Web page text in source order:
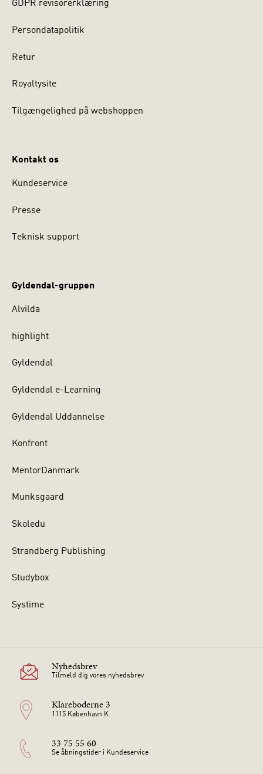
GDPR revisorerklæring
Persondatapolitik
Retur
Royaltysite
Tilgængelighed på webshoppen
Kontakt os
Kundeservice
Presse
Teknisk support
Gyldendal-gruppen
Alvilda
highlight
Gyldendal
Gyldendal e-Learning
Gyldendal Uddannelse
Konfront
MentorDanmark
Munksgaard
Skoledu
Strandberg Publishing
Studybox
Systime
Nyhedsbrev
Tilmeld dig vores nyhedsbrev
Klareboderne 3
1115 København K
33 75 55 60
Se åbningstider i Kundeservice